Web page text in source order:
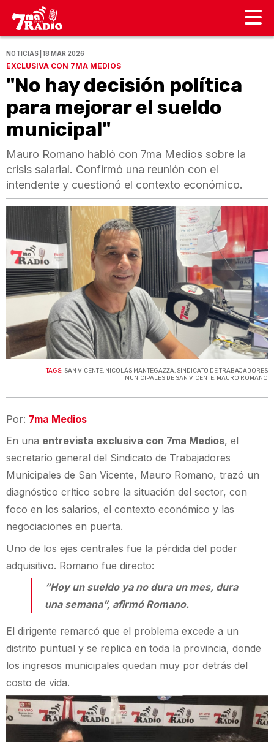
NOTICIAS | 18 MAR 2026
EXCLUSIVA CON 7MA MEDIOS
"No hay decisión política
para mejorar el sueldo
municipal"
Mauro Romano habló con 7ma Medios sobre la
crisis salarial. Confirmó una reunión con el
intendente y cuestionó el contexto económico.
TAGS: SAN VICENTE, NICOLÁS MANTEGAZZA, SINDICATO DE TRABAJADORES
MUNICIPALES DE SAN VICENTE, MAURO ROMANO
Por: 7ma Medios
En una entrevista exclusiva con 7ma Medios, el
secretario general del Sindicato de Trabajadores
Municipales de San Vicente, Mauro Romano, trazó un
diagnóstico crítico sobre la situación del sector, con
foco en los salarios, el contexto económico y las
negociaciones en puerta.
Uno de los ejes centrales fue la pérdida del poder
adquisitivo. Romano fue directo:
“Hoy un sueldo ya no dura un mes, dura
una semana”, afirmó Romano.
El dirigente remarcó que el problema excede a un
distrito puntual y se replica en toda la provincia, donde
los ingresos municipales quedan muy por detrás del
costo de vida.